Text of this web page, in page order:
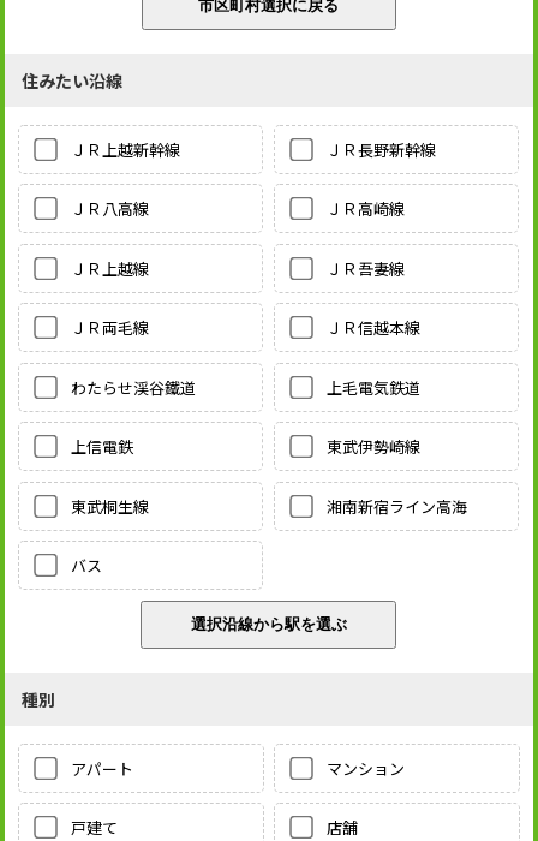
住みたい沿線
ＪＲ上越新幹線 ＪＲ長野新幹線
ＪＲ八高線 ＪＲ高崎線
ＪＲ上越線 ＪＲ吾妻線
ＪＲ両毛線 ＪＲ信越本線
わたらせ渓谷鐵道 上毛電気鉄道
上信電鉄 東武伊勢崎線
東武桐生線 湘南新宿ライン高海
バス
種別
アパート マンション
戸建て 店舗